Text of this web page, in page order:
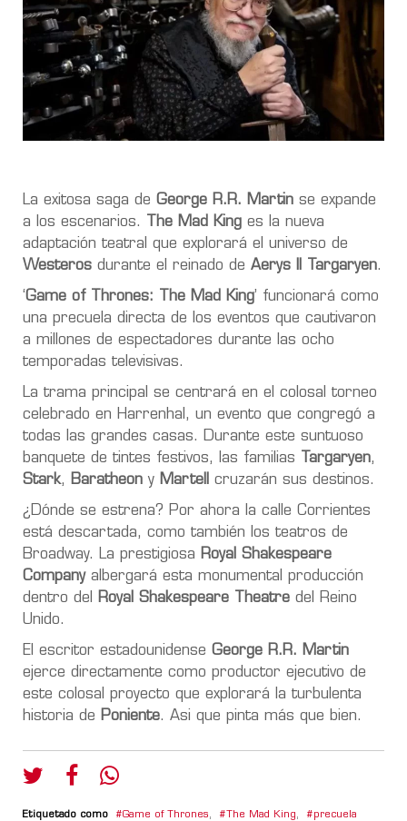
La exitosa saga de George R.R. Martin se expande
a los escenarios.
The Mad King es la nueva
adaptación teatral que explorará el universo de
Westeros durante el reinado de Aerys II Targaryen.
‘Game of Thrones: The Mad King’ funcionará como
una precuela directa de los eventos que cautivaron
a millones de espectadores durante las ocho
temporadas televisivas.
La trama principal se centrará en el colosal torneo
celebrado en Harrenhal, un evento que congregó a
todas las grandes casas. Durante este suntuoso
banquete de tintes festivos, las familias
Targaryen,
Stark, Baratheon y Martell cruzarán sus destinos.
¿Dónde se estrena? Por ahora la calle Corrientes
está descartada, como también los teatros de
Broadway. La prestigiosa Royal Shakespeare
Companyalbergará esta monumental producción
dentro del
Royal Shakespeare Theatre del Reino
Unido.
El escritor estadounidense George R.R. Martin
ejerce directamente como productor ejecutivo de
este colosal proyecto que explorará la turbulenta
historia de Poniente. Asi que pinta más que bien.
Etiquetado como Game of Thrones, The Mad King, precuela